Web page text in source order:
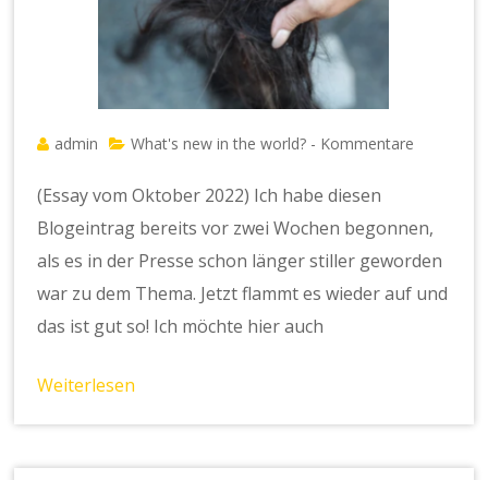
admin What's new in the world? - Kommentare
(Essay vom Oktober 2022) Ich habe diesen
Blogeintrag bereits vor zwei Wochen begonnen,
als es in der Presse schon länger stiller geworden
war zu dem Thema. Jetzt flammt es wieder auf und
das ist gut so! Ich möchte hier auch
Weiterlesen